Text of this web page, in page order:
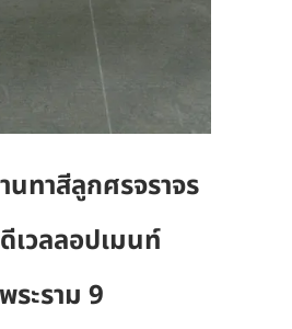
นทาสีลูกศรจราจร
เวลลอปเมนท์
ะราม 9